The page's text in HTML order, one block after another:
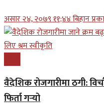
असार २४, २०७९ ११;४४ बिहान
वैदेशिक रोजगारीमा ठगी:
फिर्ता गर्‍यो